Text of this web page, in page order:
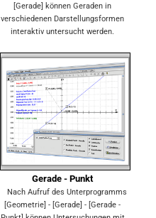
[Gerade] können Geraden in
verschiedenen Darstellungsformen
interaktiv untersucht werden.
Gerade - Punkt
Nach Aufruf des Unterprogramms
[Geometrie] - [Gerade] - [Gerade -